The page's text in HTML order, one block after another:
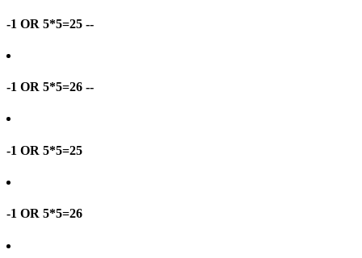
-1 OR 5*5=25 --
-1 OR 5*5=26 --
-1 OR 5*5=25
-1 OR 5*5=26